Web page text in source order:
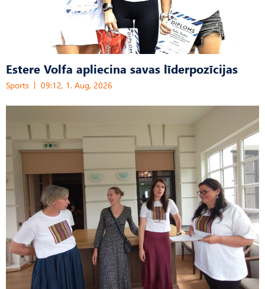
Estere Volfa apliecina savas līderpozīcijas
Sports 09:12, 1. Aug, 2026